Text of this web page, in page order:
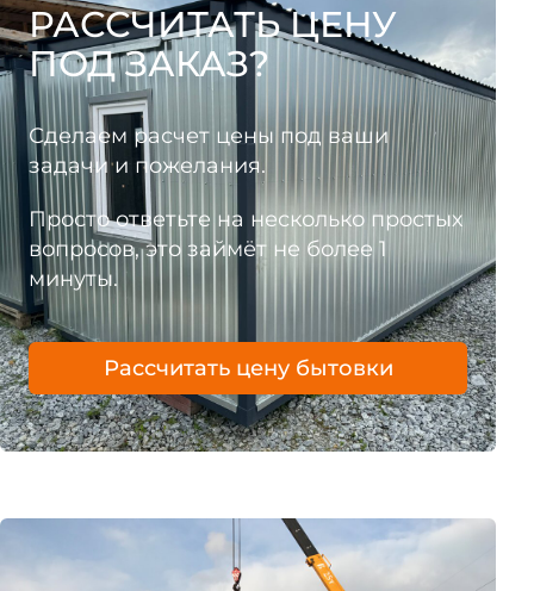
РАССЧИТАТЬ ЦЕНУ
ПОД ЗАКАЗ?
Сделаем расчет цены под ваши
задачи и пожелания.
Просто ответьте на несколько простых
вопросов, это займёт не более 1
минуты.
Рассчитать цену бытовки